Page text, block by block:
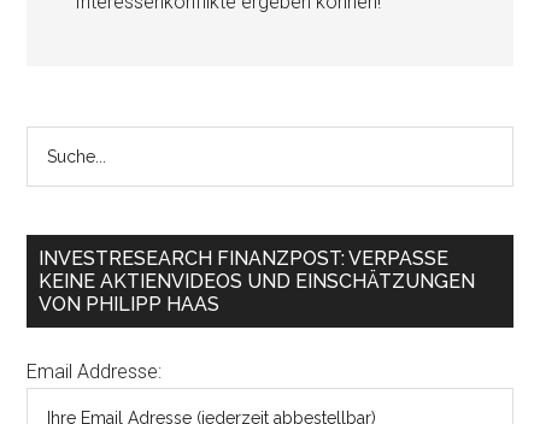
INVESTRESEARCH FINANZPOST: VERPASSE
KEINE AKTIENVIDEOS UND EINSCHÄTZUNGEN
VON PHILIPP HAAS
Email Addresse: